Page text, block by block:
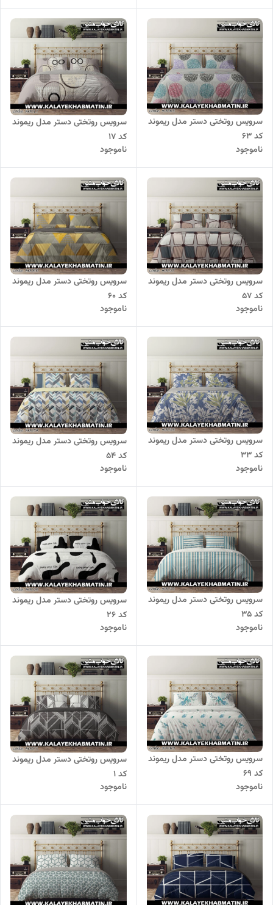
سرویس روتختی دستر مدل ریموند
کد 63
ناموجود
سرویس روتختی دستر مدل ریموند
کد 17
ناموجود
سرویس روتختی دستر مدل ریموند
کد 57
ناموجود
سرویس روتختی دستر مدل ریموند
کد 60
ناموجود
سرویس روتختی دستر مدل ریموند
کد 33
ناموجود
سرویس روتختی دستر مدل ریموند
کد 54
ناموجود
سرویس روتختی دستر مدل ریموند
کد 35
ناموجود
سرویس روتختی دستر مدل ریموند
کد 26
ناموجود
سرویس روتختی دستر مدل ریموند
کد 69
ناموجود
سرویس روتختی دستر مدل ریموند
کد 1
ناموجود